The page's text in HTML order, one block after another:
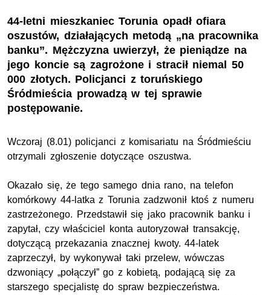
44-letni mieszkaniec Torunia opadł ofiara
oszustów, działających metodą „na pracownika
banku”. Mężczyzna uwierzył, że pieniądze na
jego koncie są zagrożone i stracił niemal 50
000 złotych. Policjanci z toruńskiego
Śródmieścia prowadzą w tej sprawie
postępowanie.
Wczoraj (8.01) policjanci z komisariatu na Śródmieściu
otrzymali zgłoszenie dotyczące oszustwa.
Okazało się, że tego samego dnia rano, na telefon
komórkowy 44-latka z Torunia zadzwonił ktoś z numeru
zastrzeżonego. Przedstawił się jako pracownik banku i
zapytał, czy właściciel konta autoryzował transakcję,
dotyczącą przekazania znacznej kwoty. 44-latek
zaprzeczył, by wykonywał taki przelew, wówczas
dzwoniący „połączył” go z kobietą, podającą się za
starszego specjalistę do spraw bezpieczeństwa.